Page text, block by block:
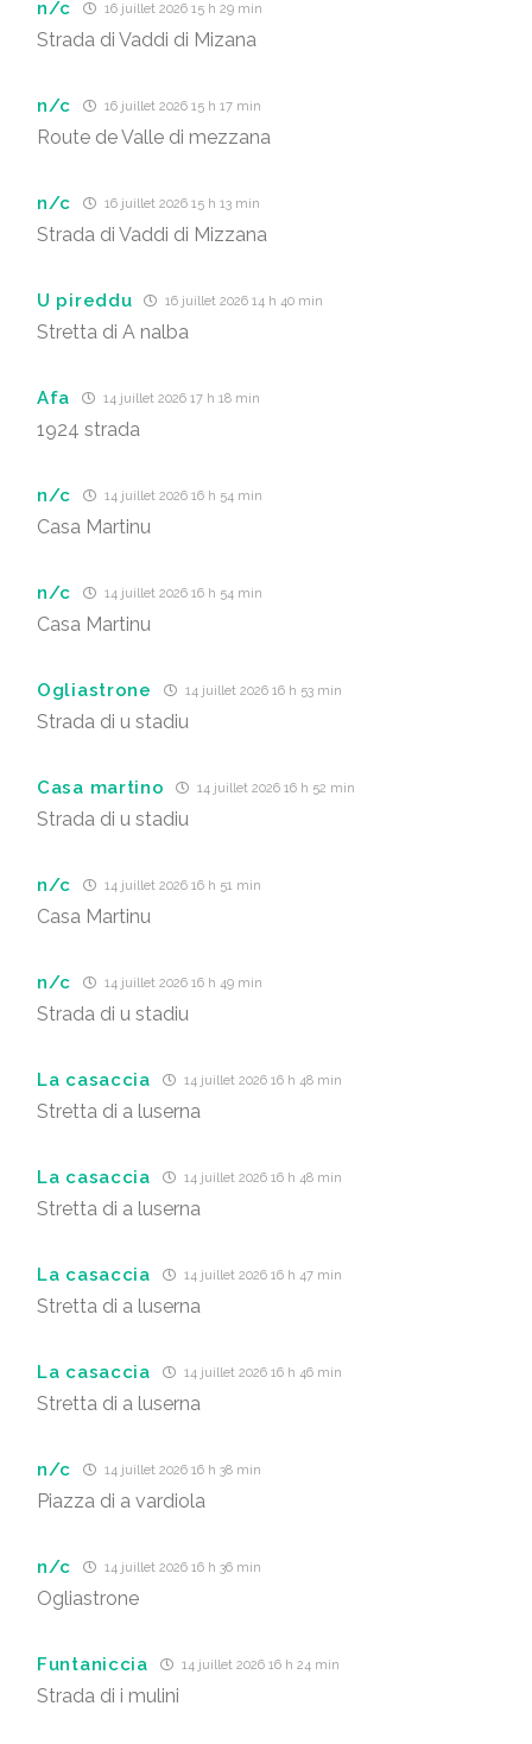
n/c 16 juillet 2026 15 h 29 min
Strada di Vaddi di Mizana
n/c 16 juillet 2026 15 h 17 min
Route de Valle di mezzana
n/c 16 juillet 2026 15 h 13 min
Strada di Vaddi di Mizzana
U pireddu 16 juillet 2026 14 h 40 min
Stretta di A nalba
Afa 14 juillet 2026 17 h 18 min
1924 strada
n/c 14 juillet 2026 16 h 54 min
Casa Martinu
n/c 14 juillet 2026 16 h 54 min
Casa Martinu
Ogliastrone 14 juillet 2026 16 h 53 min
Strada di u stadiu
Casa martino 14 juillet 2026 16 h 52 min
Strada di u stadiu
n/c 14 juillet 2026 16 h 51 min
Casa Martinu
n/c 14 juillet 2026 16 h 49 min
Strada di u stadiu
La casaccia 14 juillet 2026 16 h 48 min
Stretta di a luserna
La casaccia 14 juillet 2026 16 h 48 min
Stretta di a luserna
La casaccia 14 juillet 2026 16 h 47 min
Stretta di a luserna
La casaccia 14 juillet 2026 16 h 46 min
Stretta di a luserna
n/c 14 juillet 2026 16 h 38 min
Piazza di a vardiola
n/c 14 juillet 2026 16 h 36 min
Ogliastrone
Funtaniccia 14 juillet 2026 16 h 24 min
Strada di i mulini